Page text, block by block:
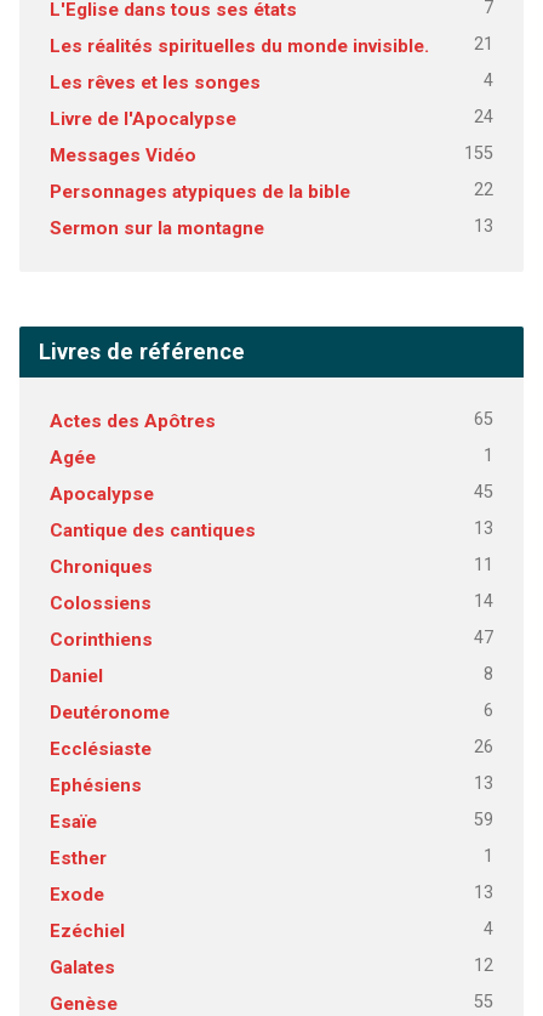
L'Eglise dans tous ses états 7
Les réalités spirituelles du monde invisible. 21
Les rêves et les songes 4
Livre de l'Apocalypse 24
Messages Vidéo 155
Personnages atypiques de la bible 22
Sermon sur la montagne 13
Livres de référence
Actes des Apôtres 65
Agée 1
Apocalypse 45
Cantique des cantiques 13
Chroniques 11
Colossiens 14
Corinthiens 47
Daniel 8
Deutéronome 6
Ecclésiaste 26
Ephésiens 13
Esaïe 59
Esther 1
Exode 13
Ezéchiel 4
Galates 12
Genèse 55